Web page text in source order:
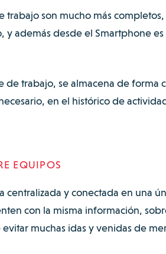
trabajo son mucho más
y además desde el Smartphone
de trabajo, se almacena de forma
en el histórico de
EQUIPOS
centralizada y conectada en una
con la misma información,
muchas idas y venidas de